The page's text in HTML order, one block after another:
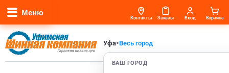
Меню
Уфа•Весь город
ВАШ ГОРОД
Контакты Заказы Вход Корзина